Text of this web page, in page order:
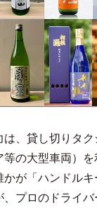
、貸し切りタ
等の大型車両）
かが「ハンドル
、プロのドライ